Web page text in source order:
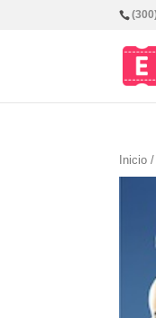
Inicio /